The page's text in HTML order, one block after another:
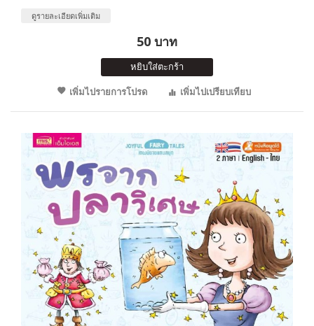
ดูรายละเอียดเพิ่มเติม
50 บาท
หยิบใส่ตะกร้า
เพิ่มไปรายการโปรด
เพิ่มไปเปรียบเทียบ